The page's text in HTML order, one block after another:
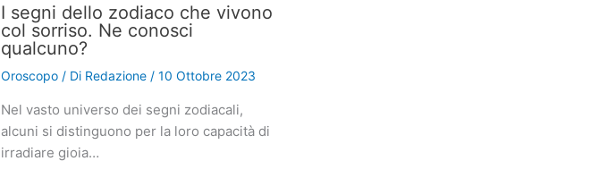
I segni dello zodiaco che vivono
col sorriso. Ne conosci
qualcuno?
Oroscopo/ Di Redazione / 10 Ottobre 2023
Nel vasto universo dei segni zodiacali,
alcuni si distinguono per la loro capacità di
irradiare gioia…